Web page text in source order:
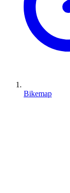
Bikemap